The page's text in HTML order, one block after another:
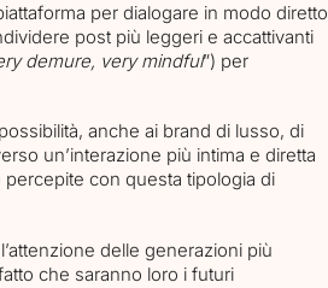
per dialogare in modo diretto
post più leggeri e accattivanti
demure, very mindful”) per
anche ai brand di lusso, di
un’interazione più intima e diretta
con questa tipologia di
delle generazioni più
che saranno loro i futuri